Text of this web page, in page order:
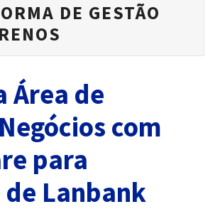
DE GESTÃO
Área de
com
para
de Lanbank